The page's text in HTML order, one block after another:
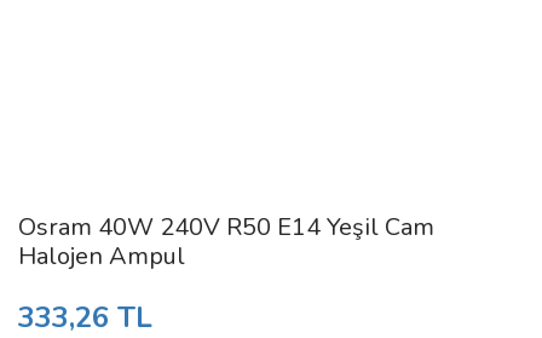
Osram 40W 240V R50 E14 Yeşil Cam
Halojen Ampul
333,26 TL